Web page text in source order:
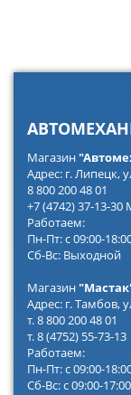
Магазин
Адрес: г. Липецк,
8 800 200 48 01
+7 (4742) 37-13-
Работаем:
Пн-Пт: с 09:00-
Сб-Вс: Выходной
Магазин
Адрес: г. Тамбов,
т. 8 800 200 48 01
т. 8 (4752) 55-73-13
Работаем:
Пн-Пт: с 09:00-
Сб-Вс: с 09:00-17:00